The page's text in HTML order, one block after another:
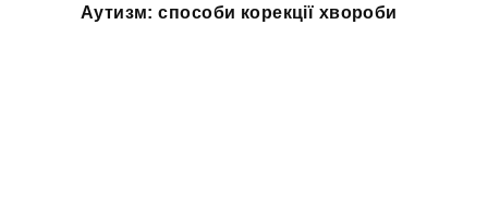
Аутизм: способи корекції хвороби